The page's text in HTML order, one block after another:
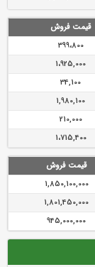
قیمت فروش
399،800
1،925,000
34,100
1,980,100
210,000
1،715,400
قیمت فروش
1,850,100,000
1,801,450,000
945,000,000